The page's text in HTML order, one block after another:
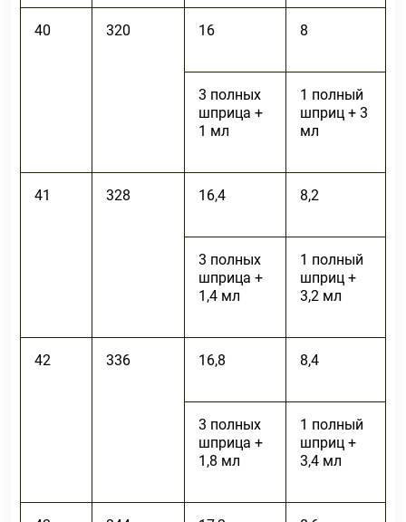
40 320 16 8
3 полных
шприца +
1 мл
1 полный
шприц + 3
мл
41 328 16,4 8,2
3 полных
шприца +
1,4 мл
1 полный
шприц +
3,2 мл
42 336 16,8 8,4
3 полных
шприца +
1,8 мл
1 полный
шприц +
3,4 мл